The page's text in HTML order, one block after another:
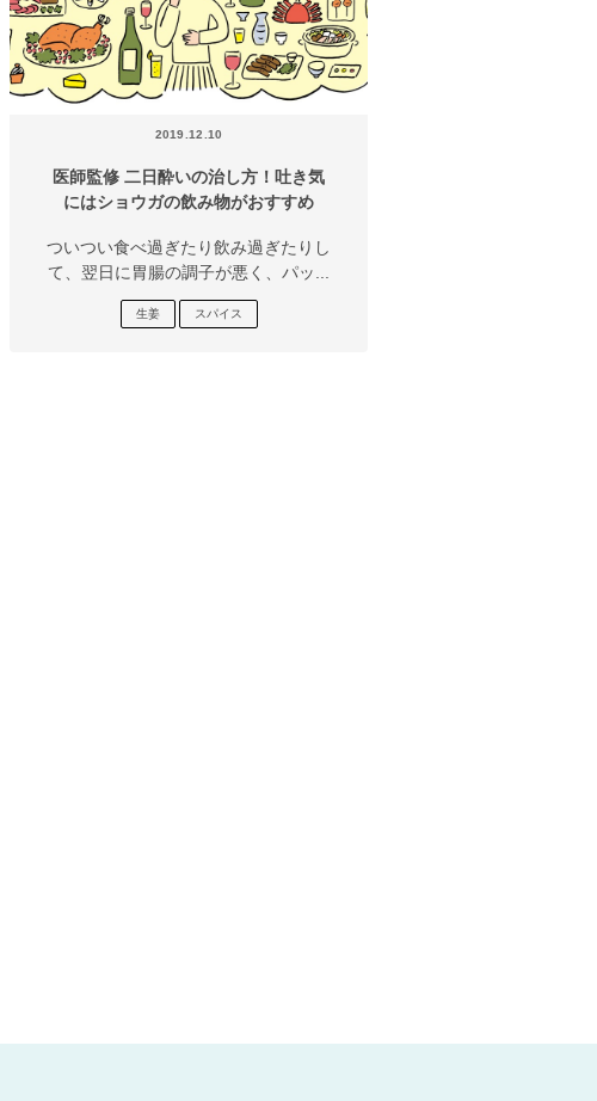
2019.12.10
医師監修 二日酔いの治し方！吐き気
にはショウガの飲み物がおすすめ
ついつい食べ過ぎたり飲み過ぎたりし
て、翌日に胃腸の調子が悪く、パッ...
生姜 スパイス